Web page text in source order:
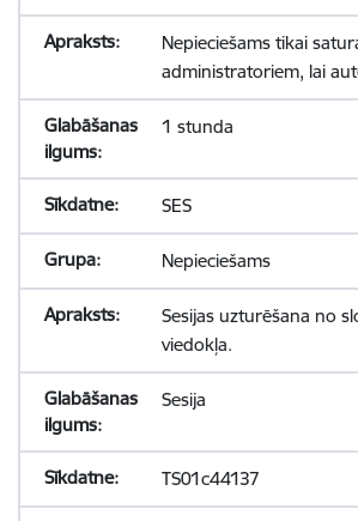
Nepieciešams tikai
administratoriem, lai
1 stunda
SES
Nepieciešams
Sesijas uzturēšana no
viedokļa.
Sesija
TS01c44137